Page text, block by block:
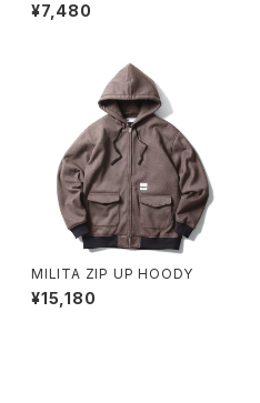
¥7,480
MILITA ZIP UP HOODY
¥15,180